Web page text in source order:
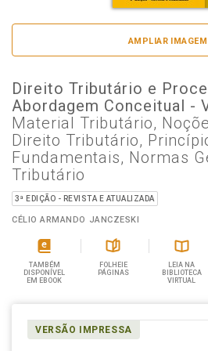
AMPLIAR IMAGEM
Direito Tributário e
Abordagem Conceitual -
Material Tributário,
Direito Tributário,
Fundamentais, Normas
Tributário
3ª EDIÇÃO - REVISTA E ATUALIZADA
CÉLIO ARMANDO JANCZESKI
TAMBÉM
DISPONÍVEL
EM EBOOK
FOLHEIE
PÁGINAS
LEIA NA
BIBLIOTECA
VIRTUAL
VERSÃO IMPRESSA